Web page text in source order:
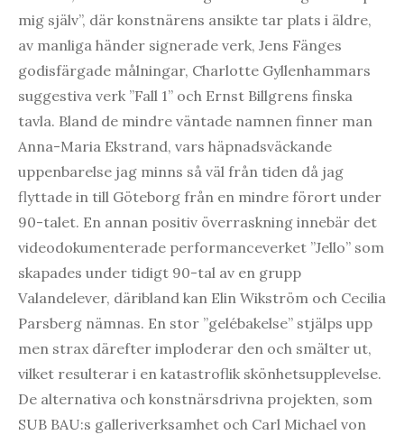
mig själv”, där konstnärens ansikte tar plats i äldre,
av manliga händer signerade verk, Jens Fänges
godisfärgade målningar, Charlotte Gyllenhammars
suggestiva verk ”Fall 1” och Ernst Billgrens finska
tavla. Bland de mindre väntade namnen finner man
Anna-Maria Ekstrand, vars häpnadsväckande
uppenbarelse jag minns så väl från tiden då jag
flyttade in till Göteborg från en mindre förort under
90-talet. En annan positiv överraskning innebär det
videodokumenterade performanceverket ”Jello” som
skapades under tidigt 90-tal av en grupp
Valandelever, däribland kan Elin Wikström och Cecilia
Parsberg nämnas. En stor ”gelébakelse” stjälps upp
men strax därefter imploderar den och smälter ut,
vilket resulterar i en katastroflik skönhetsupplevelse.
De alternativa och konstnärsdrivna projekten, som
SUB BAU:s galleriverksamhet och Carl Michael von